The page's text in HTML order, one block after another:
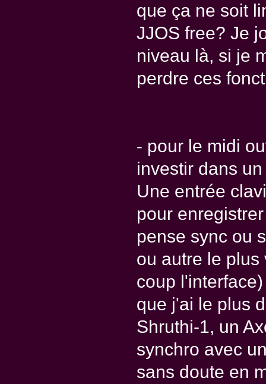
que ça ne soit
JJOS free? Je
niveau là, si je
perdre ces
- pour le midi
investir dans
Une entrée
pour
pense sync ou
ou autre le
coup
que j'ai le plus
Shruthi-1, un
synchro avec
sans doute en